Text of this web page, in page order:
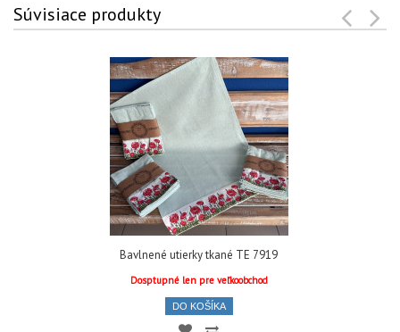
Súvisiace produkty
Bavlnené utierky tkané TE 7919
Dosptupné len pre veľkoobchod
DO KOŠÍKA